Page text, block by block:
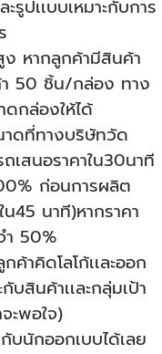
รูปเเบบเหมาะกับการ
หากลูกค้ามีสินค้า
า 50 ชิ้น/กล่อง ทาง
กล่องให้ได้
าดที่ทางบริษัทวัด
ถเสนอราคาใน30นาที
ก่อนการผลิต
45 นาที)หากราคา
50%
าคิดโลโก้เเละออก
บสินค้าเเละกลุ่มเป้า
ะพอใจ)
บนักออกเบบได้เลย